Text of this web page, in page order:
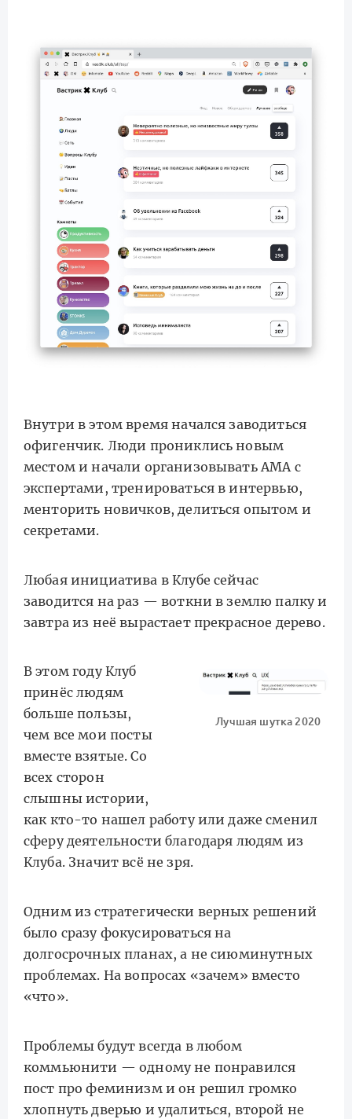
Внутри в этом время начался заводиться
офигенчик. Люди прониклись новым
местом и начали организовывать АМА с
экспертами, тренироваться в интервью,
менторить новичков, делиться опытом и
секретами.
Любая инициатива в Клубе сейчас
заводится на раз — воткни в землю палку и
завтра из неё вырастает прекрасное дерево.
Лучшая шутка 2020
В этом году Клуб
принёс людям
больше пользы,
чем все мои посты
вместе взятые. Со
всех сторон
слышны истории,
как кто-то нашел работу или даже сменил
сферу деятельности благодаря людям из
Клуба. Значит всё не зря.
Одним из стратегически верных решений
было сразу фокусироваться на
долгосрочных планах, а не сиюминутных
проблемах. На вопросах «зачем» вместо
«что».
Проблемы будут всегда в любом
коммьюнити — одному не понравился
пост про феминизм и он решил громко
хлопнуть дверью и удалиться, второй не